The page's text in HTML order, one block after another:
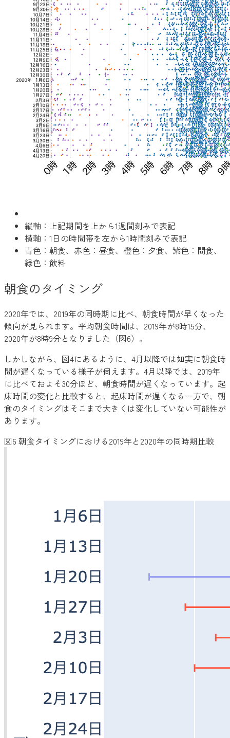
縦軸：上記期間を上から1週間刻みで表記
横軸：1日の時間帯を左から1時間刻みで表記
青色：朝食、赤色：昼食、橙色：夕食、紫色：間食、
緑色：飲料
朝食のタイミング
2020年では、2019年の同時期に比べ、朝食時間が早くなった
傾向が見られます。平均朝食時間は、2019年が8時15分、
2020年が8時9分となりました（図6）。
しかしながら、図4にあるように、4月以降では如実に朝食時
間が遅くなっている様子が伺えます。4月以降では、2019年
に比べておよそ30分ほど、朝食時間が遅くなっています。起
床時間の変化と比較すると、起床時間が遅くなる一方で、朝
食のタイミングはそこまで大きくは変化していない可能性が
あります。
図6 朝食タイミングにおける2019年と2020年の同時期比較